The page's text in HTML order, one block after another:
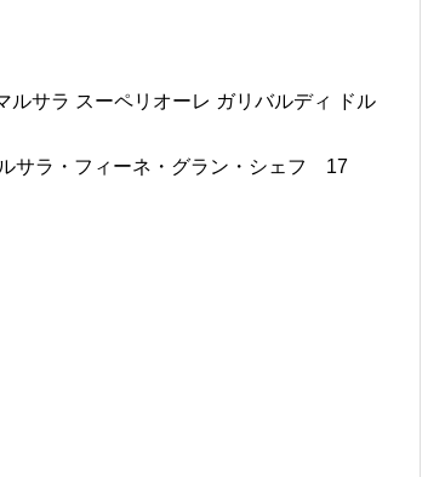
ルサラ スーペリオーレ ガリバルディ ドル
ルサラ・フィーネ・グラン・シェフ 17